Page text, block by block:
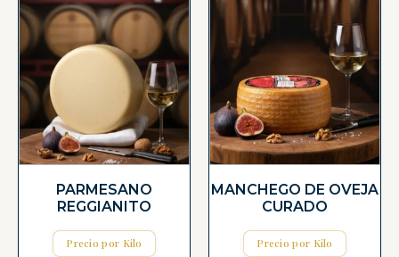
PARMESANO
REGGIANITO
Precio por Kilo
MANCHEGO DE OVEJA
CURADO
Precio por Kilo